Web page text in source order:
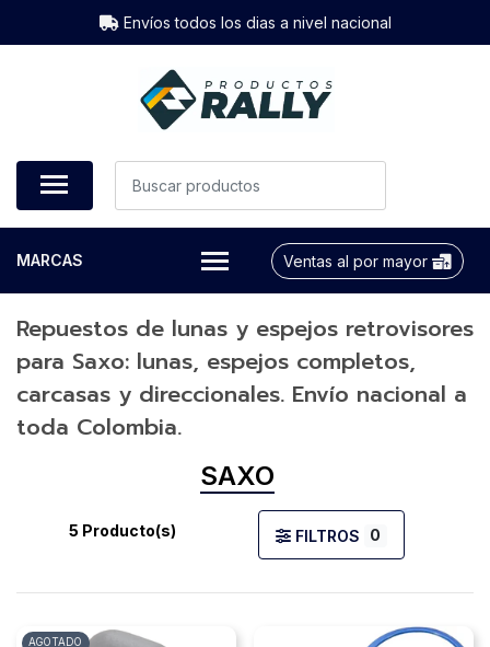
Envíos todos los dias a nivel nacional
MARCAS Ventas al por mayor
Repuestos de lunas y espejos retrovisores
para Saxo: lunas, espejos completos,
carcasas y direccionales. Envío nacional a
toda Colombia.
SAXO
5 Producto(s) FILTROS 0
AGOTADO